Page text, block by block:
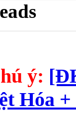
ý:
Hóa